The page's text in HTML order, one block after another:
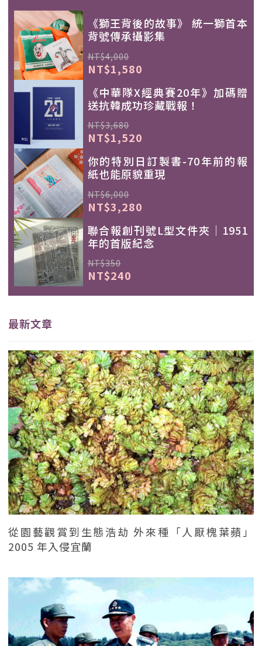
《獅王背後的故事》 統一獅首本
背號傳承攝影集
NT$4,000
NT$1,580
《中華隊X經典賽20年》加碼贈
送抗韓成功珍藏戰報！
NT$3,680
NT$1,520
你的特別日訂製書-70年前的報
紙也能原貌重現
NT$6,000
NT$3,280
聯合報創刊號L型文件夾｜1951
年的首版紀念
NT$350
NT$240
最新文章
從園藝觀賞到生態浩劫 外來種「人厭槐葉蘋」
2005 年入侵宜蘭